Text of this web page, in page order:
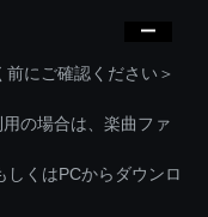
にご確認ください＞
の場合は、楽曲ファ
くはPCからダウンロ